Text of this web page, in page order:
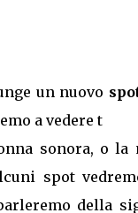
un nuovo
a vedere t
sonora, o
spot
della